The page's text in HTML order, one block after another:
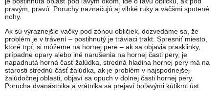
pravým, pravú. Poruchy naznačujú aj vlhké ruky a väčšmi spotené
nohy.
Ak sú výraznejšie vačky pod zónou obličiek, dozvedáme sa, že
problém je v trávení – postihnutý je tráviaci trakt. Spresniť miesto,
ktoré trpí, si môžeme na hornej pere – ak sa objavia prasklinky,
prípadne opary alebo iné narušenia na hornej časti pery, je
napadnutá horná časť žalúdka, stredná hladina hornej pery má na
starosti strednú časť žalúdka, ak je problém v najspodnejšej
žalúdočnej oblasti, objaví sa opuch v dolnej časti hornej pery.
Porucha dvanástnika a vrátnika sa prejaví boľavými kútikmi úst.